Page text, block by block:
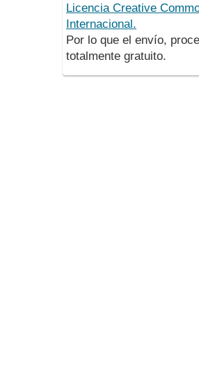
Licencia Creative
Internacional.
Por lo que el envío,
totalmente gratuito.